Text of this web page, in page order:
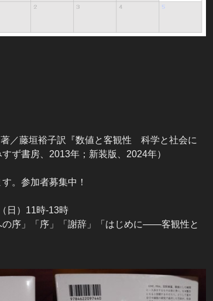
／藤垣裕子訳『数値と客観性 科学と社会に
ず書房、2013年；新装版、2024年）
。参加者募集中！
日）11時-13時
の序」「序」「謝辞」「はじめに――客観性と